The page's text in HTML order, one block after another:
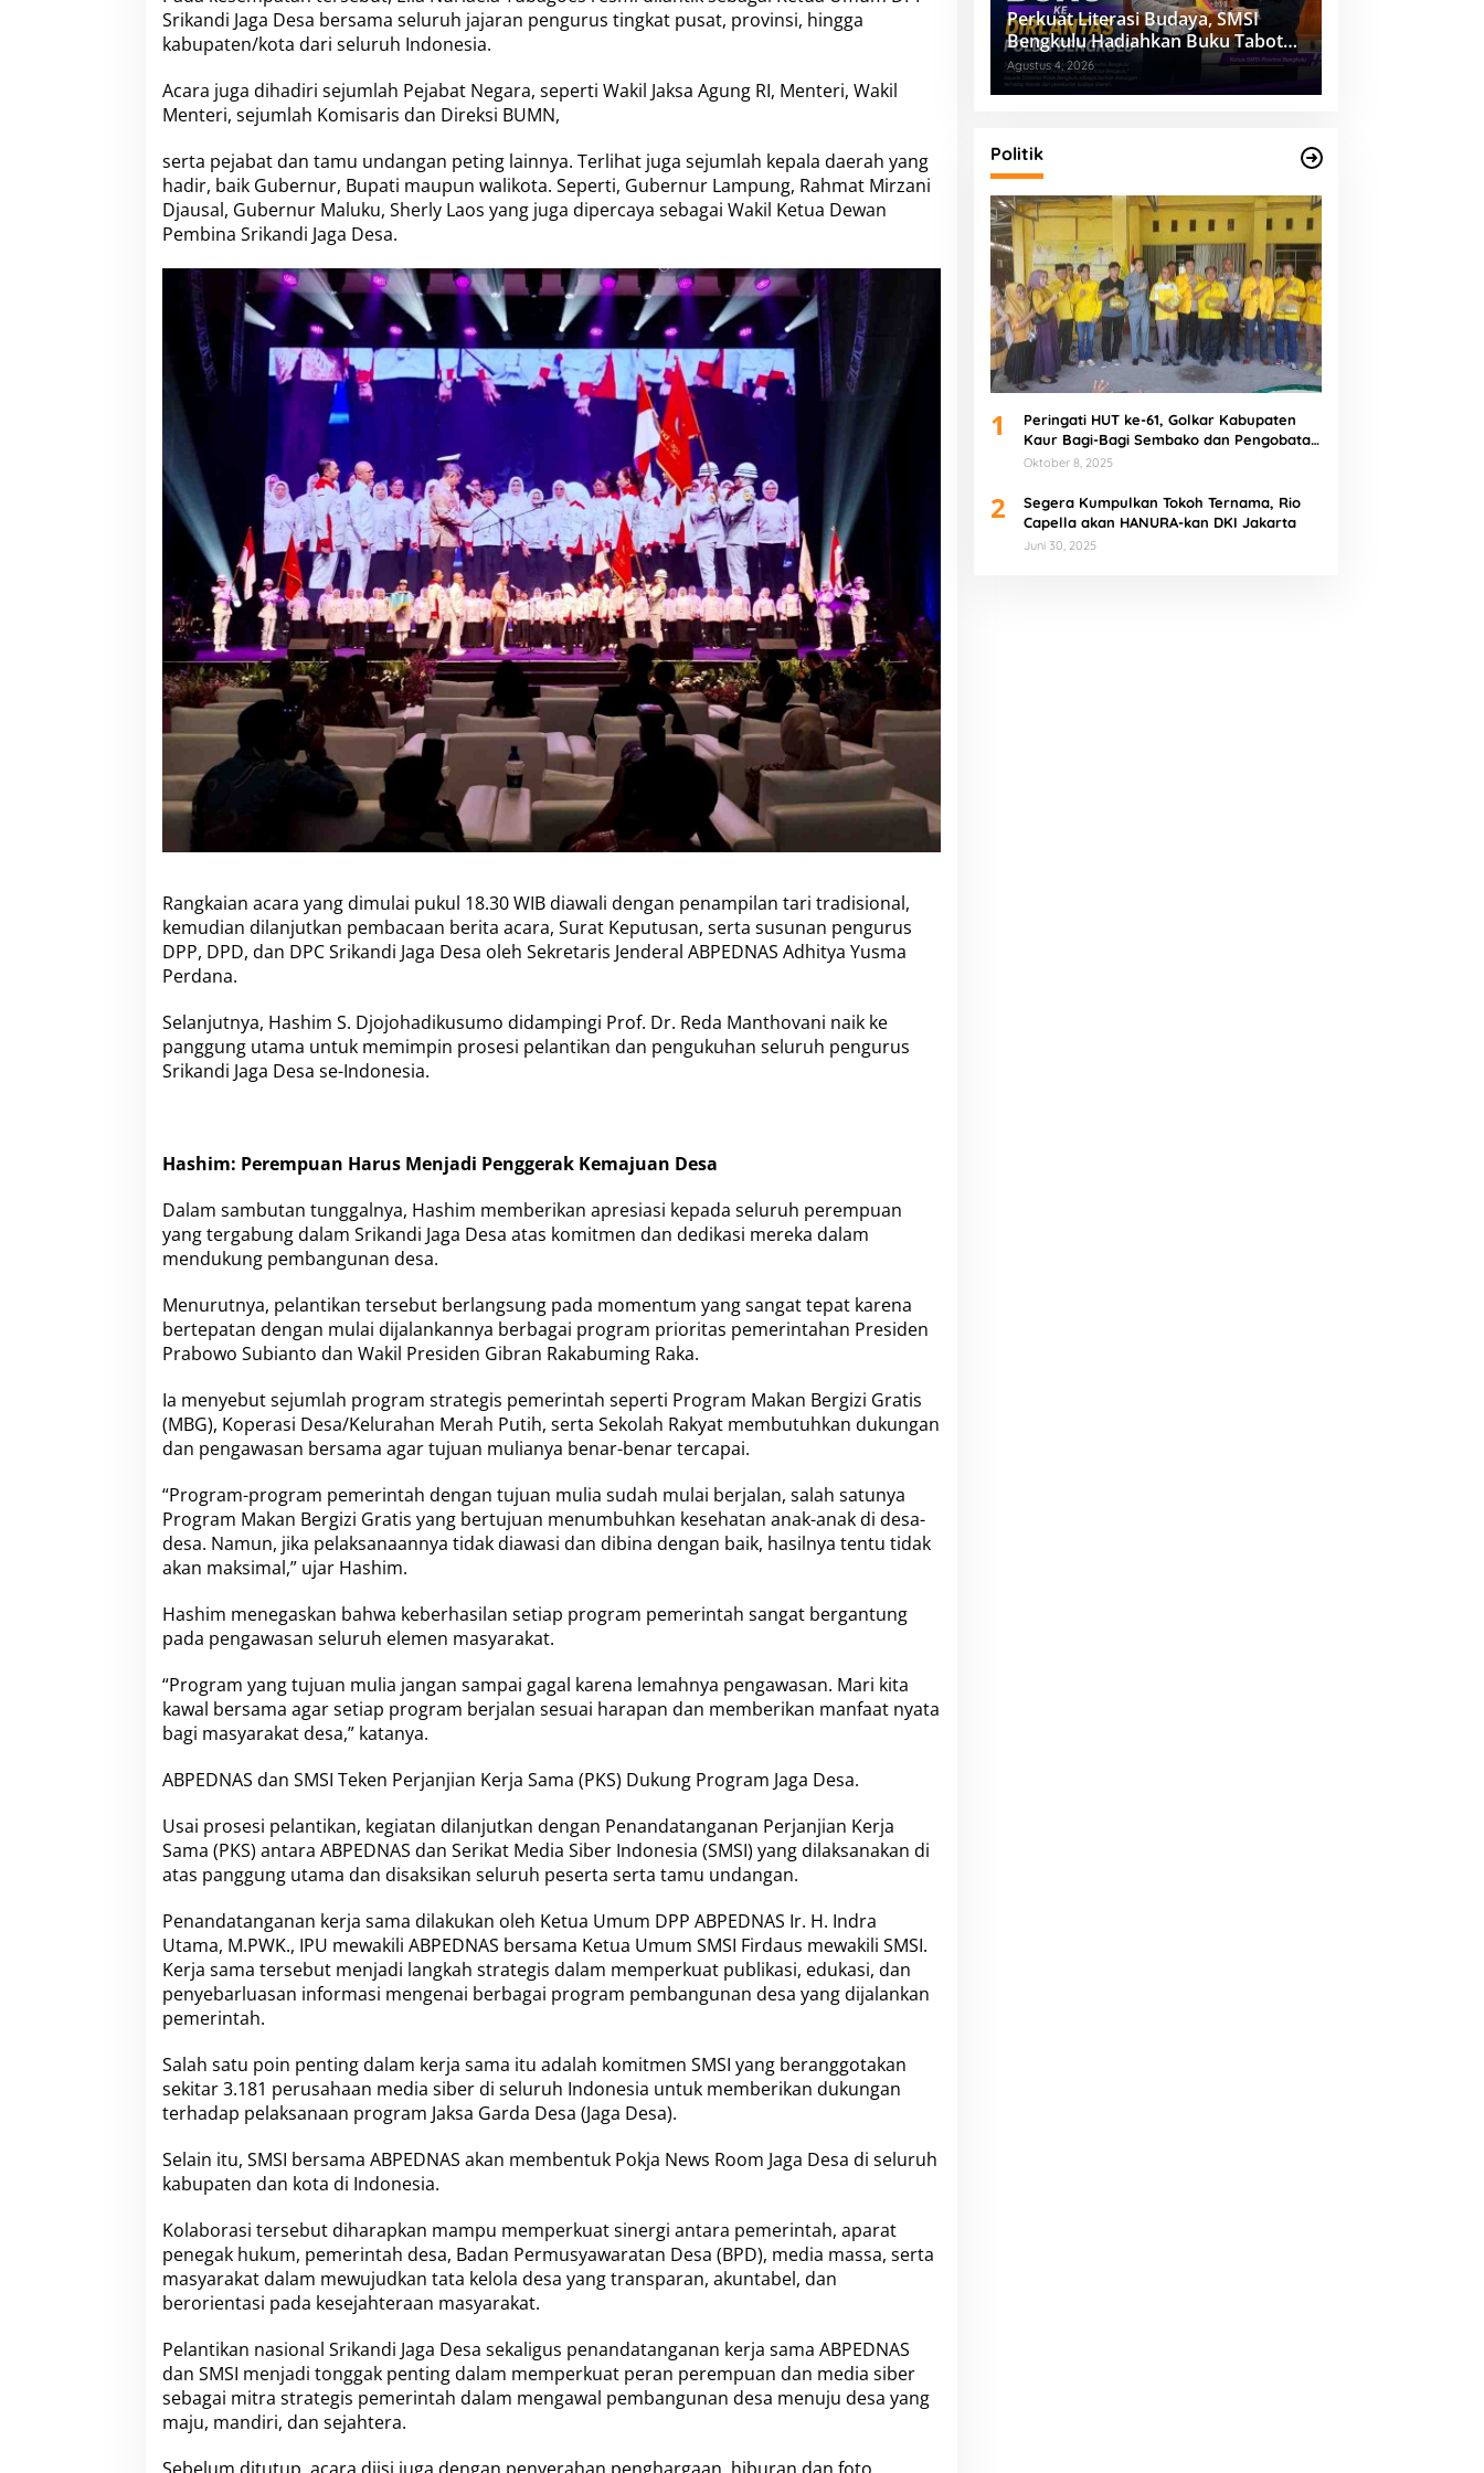
Srikandi Jaga Desa bersama seluruh jajaran pengurus tingkat pusat, provinsi, hingga
kabupaten/kota dari seluruh Indonesia.
Acara juga dihadiri sejumlah Pejabat Negara, seperti Wakil Jaksa Agung RI, Menteri, Wakil
Menteri, sejumlah Komisaris dan Direksi BUMN,
serta pejabat dan tamu undangan peting lainnya. Terlihat juga sejumlah kepala daerah yang
hadir, baik Gubernur, Bupati maupun walikota. Seperti, Gubernur Lampung, Rahmat Mirzani
Djausal, Gubernur Maluku, Sherly Laos yang juga dipercaya sebagai Wakil Ketua Dewan
Pembina Srikandi Jaga Desa.
Rangkaian acara yang dimulai pukul 18.30 WIB diawali dengan penampilan tari tradisional,
kemudian dilanjutkan pembacaan berita acara, Surat Keputusan, serta susunan pengurus
DPP, DPD, dan DPC Srikandi Jaga Desa oleh Sekretaris Jenderal ABPEDNAS Adhitya Yusma
Perdana.
Selanjutnya, Hashim S. Djojohadikusumo didampingi Prof. Dr. Reda Manthovani naik ke
panggung utama untuk memimpin prosesi pelantikan dan pengukuhan seluruh pengurus
Srikandi Jaga Desa se-Indonesia.
Hashim: Perempuan Harus Menjadi Penggerak Kemajuan Desa
Dalam sambutan tunggalnya, Hashim memberikan apresiasi kepada seluruh perempuan
yang tergabung dalam Srikandi Jaga Desa atas komitmen dan dedikasi mereka dalam
mendukung pembangunan desa.
Menurutnya, pelantikan tersebut berlangsung pada momentum yang sangat tepat karena
bertepatan dengan mulai dijalankannya berbagai program prioritas pemerintahan Presiden
Prabowo Subianto dan Wakil Presiden Gibran Rakabuming Raka.
Ia menyebut sejumlah program strategis pemerintah seperti Program Makan Bergizi Gratis
(MBG), Koperasi Desa/Kelurahan Merah Putih, serta Sekolah Rakyat membutuhkan dukungan
dan pengawasan bersama agar tujuan mulianya benar-benar tercapai.
“Program-program pemerintah dengan tujuan mulia sudah mulai berjalan, salah satunya
Program Makan Bergizi Gratis yang bertujuan menumbuhkan kesehatan anak-anak di desa-
desa. Namun, jika pelaksanaannya tidak diawasi dan dibina dengan baik, hasilnya tentu tidak
akan maksimal,” ujar Hashim.
Hashim menegaskan bahwa keberhasilan setiap program pemerintah sangat bergantung
pada pengawasan seluruh elemen masyarakat.
“Program yang tujuan mulia jangan sampai gagal karena lemahnya pengawasan. Mari kita
kawal bersama agar setiap program berjalan sesuai harapan dan memberikan manfaat nyata
bagi masyarakat desa,” katanya.
ABPEDNAS dan SMSI Teken Perjanjian Kerja Sama (PKS) Dukung Program Jaga Desa.
Usai prosesi pelantikan, kegiatan dilanjutkan dengan Penandatanganan Perjanjian Kerja
Sama (PKS) antara ABPEDNAS dan Serikat Media Siber Indonesia (SMSI) yang dilaksanakan di
atas panggung utama dan disaksikan seluruh peserta serta tamu undangan.
Penandatanganan kerja sama dilakukan oleh Ketua Umum DPP ABPEDNAS Ir. H. Indra
Utama, M.PWK., IPU mewakili ABPEDNAS bersama Ketua Umum SMSI Firdaus mewakili SMSI.
Kerja sama tersebut menjadi langkah strategis dalam memperkuat publikasi, edukasi, dan
penyebarluasan informasi mengenai berbagai program pembangunan desa yang dijalankan
pemerintah.
Salah satu poin penting dalam kerja sama itu adalah komitmen SMSI yang beranggotakan
sekitar 3.181 perusahaan media siber di seluruh Indonesia untuk memberikan dukungan
terhadap pelaksanaan program Jaksa Garda Desa (Jaga Desa).
Selain itu, SMSI bersama ABPEDNAS akan membentuk Pokja News Room Jaga Desa di seluruh
kabupaten dan kota di Indonesia.
Kolaborasi tersebut diharapkan mampu memperkuat sinergi antara pemerintah, aparat
penegak hukum, pemerintah desa, Badan Permusyawaratan Desa (BPD), media massa, serta
masyarakat dalam mewujudkan tata kelola desa yang transparan, akuntabel, dan
berorientasi pada kesejahteraan masyarakat.
Pelantikan nasional Srikandi Jaga Desa sekaligus penandatanganan kerja sama ABPEDNAS
dan SMSI menjadi tonggak penting dalam memperkuat peran perempuan dan media siber
sebagai mitra strategis pemerintah dalam mengawal pembangunan desa menuju desa yang
maju, mandiri, dan sejahtera.
Sebelum ditutup, acara diisi juga dengan penyerahan penghargaan, hiburan dan foto
Perkuat Literasi Budaya, SMSI
Bengkulu Hadiahkan Buku Tabot
untuk Dirlantas Polda
Agustus 4, 2026
Politik
1
Peringati HUT ke-61, Golkar Kabupaten
Kaur Bagi-Bagi Sembako dan Pengobatan
Gratis
Oktober 8, 2025
2
Segera Kumpulkan Tokoh Ternama, Rio
Capella akan HANURA-kan DKI Jakarta
Juni 30, 2025